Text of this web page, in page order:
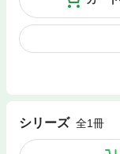
シリーズ 全1冊